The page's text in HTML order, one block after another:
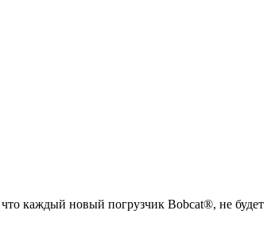
каждый новый погрузчик Bobcat®, не будет